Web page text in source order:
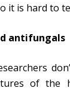
it is hard to
antifungals
of the